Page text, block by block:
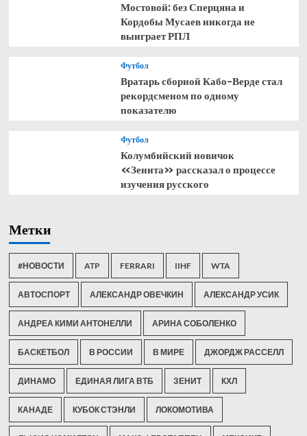
Мостовой: без Сперцяна и
Кордобы Мусаев никогда не
выиграет РПЛ
Футбол
Вратарь сборной Кабо-Верде стал
рекордсменом по одному
показателю
Футбол
Колумбийский новичок
«Зенита» рассказал о процессе
изучения русского
Метки
#НОВОСТИ ATP FERRARI IIHF WTA
АВТОСПОРТ АЛЕКСАНДР ОВЕЧКИН АЛЕКСАНДР УСИК
АНДРЕА КИМИ АНТОНЕЛЛИ АРИНА СОБОЛЕНКО
БАСКЕТБОЛ В РОССИИ В МИРЕ ДЖОРДЖ РАССЕЛЛ
ДИНАМО ЕДИНАЯ ЛИГА ВТБ ЗЕНИТ КХЛ
КАНАДЕ КУБОК СТЭНЛИ ЛОКОМОТИВА